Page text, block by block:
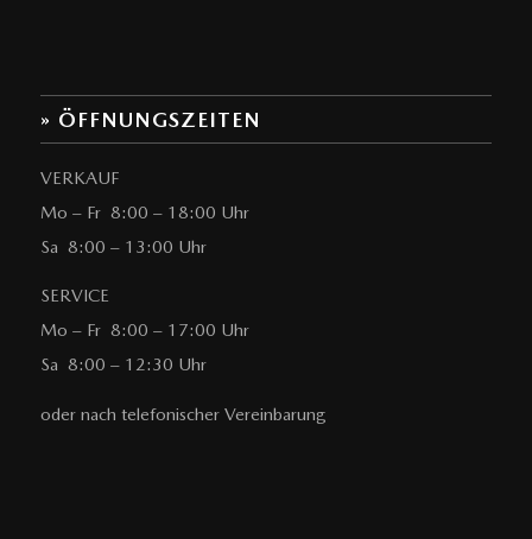
» ÖFFNUNGSZEITEN
VERKAUF
Mo – Fr 8:00 – 18:00 Uhr
Sa 8:00 – 13:00 Uhr
SERVICE
Mo – Fr 8:00 – 17:00 Uhr
Sa 8:00 – 12:30 Uhr
oder nach telefonischer Vereinbarung